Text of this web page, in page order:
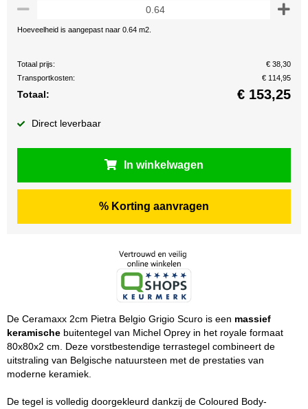
Hoeveelheid is aangepast naar 0.64 m2.
Totaal prijs:
€ 38,30
Transportkosten:
€ 114,95
Totaal: € 153,25
Direct leverbaar
In winkelwagen
% Korting aanvragen
De Ceramaxx 2cm Pietra Belgio Grigio Scuro is een massief
keramische buitentegel van Michel Oprey in het royale formaat
80x80x2 cm. Deze vorstbestendige terrastegel combineert de
uitstraling van Belgische natuursteen met de prestaties van
moderne keramiek.
De tegel is volledig doorgekleurd dankzij de Coloured Body-